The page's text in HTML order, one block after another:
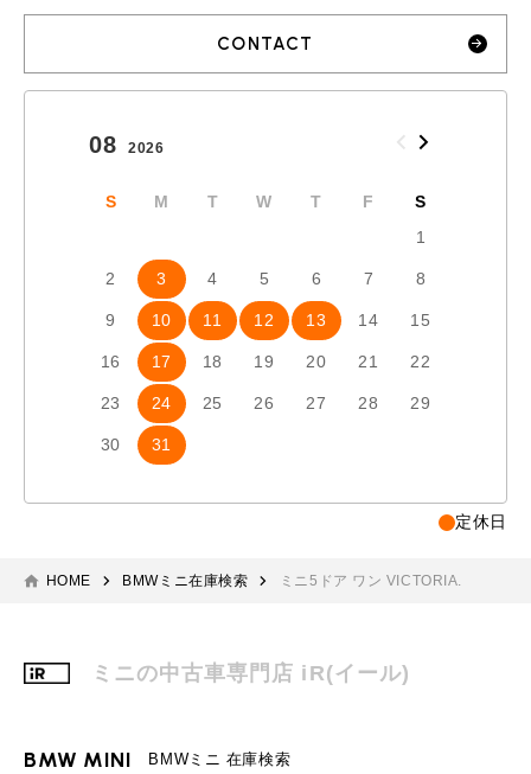
CONTACT
08 2026
S M T W T F
S
1
2 3 4 5 6 7 8
9 10 11 12 13 14 15
16 17 18 19 20 21 22
23 24 25 26 27 28 29
30 31
定休日
HOME BMWミニ在庫検索 ミニ5ドア ワン VICTORIA.
ミニの中古車専門店 iR(イール)
BMW MINI BMWミニ 在庫検索